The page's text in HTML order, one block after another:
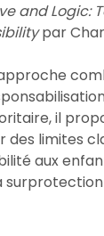
and Logic:
par
il
des limites
aux